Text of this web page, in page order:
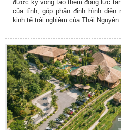
được kỳ vọng tạo thêm động lực
của tỉnh, góp phần định hình
kinh tế trải nghiệm của Thái Nguyên.